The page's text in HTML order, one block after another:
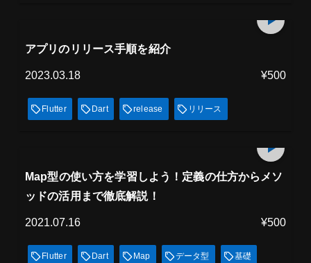
15min
見放題
アプリのリリース手順を紹介
2023.03.18 ¥500
Flutter Dart release リリース
18min
見放題
Map型の使い方を学習しよう！定義の仕方からメソ
ッドの活用まで徹底解説！
2021.07.16 ¥500
Flutter Dart Map データ型 基礎